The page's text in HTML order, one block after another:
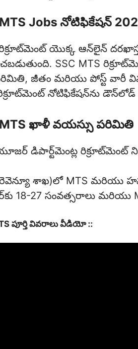
Jobs నోటిఫికేషన్
యొక్క ఆన్‌లైన్
SSC MTS
జీతం మరియు పోస్ట్ వారీ
నోటిఫికేషన్‌ను
MTS ఖాళీ వయస్సు పరిమితి
డిపార్ట్‌మెంట్ల రిక్రూట్‌మెంట్
శాఖ)లో MTS మరియు
18-27 సంవత్సరాలు మరియు
పూర్తి వివరాలు వీడియో ::